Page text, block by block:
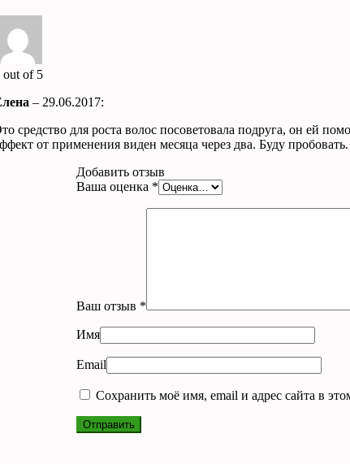
out of 5
– 29.06.2017:
средство для роста волос посоветовала подруга, он ей
от применения виден месяца через два. Буду пробовать.
Добавить отзыв
Ваша оценка *
Ваш отзыв *
Имя
Email
Сохранить моё имя, email и адрес сайта в